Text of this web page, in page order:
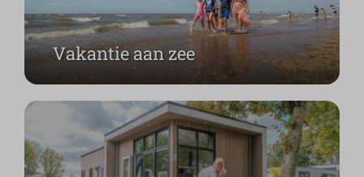
Vakantie aan zee